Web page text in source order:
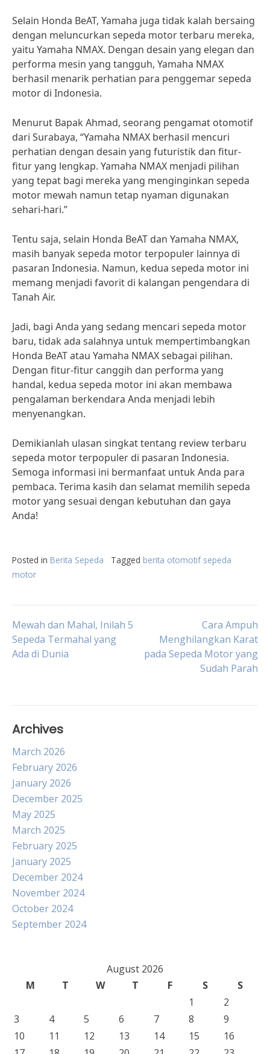
Selain Honda BeAT, Yamaha juga tidak kalah bersaing
dengan meluncurkan sepeda motor terbaru mereka,
yaitu Yamaha NMAX. Dengan desain yang elegan dan
performa mesin yang tangguh, Yamaha NMAX
berhasil menarik perhatian para penggemar sepeda
motor di Indonesia.
Menurut Bapak Ahmad, seorang pengamat otomotif
dari Surabaya, “Yamaha NMAX berhasil mencuri
perhatian dengan desain yang futuristik dan fitur-
fitur yang lengkap. Yamaha NMAX menjadi pilihan
yang tepat bagi mereka yang menginginkan sepeda
motor mewah namun tetap nyaman digunakan
sehari-hari.”
Tentu saja, selain Honda BeAT dan Yamaha NMAX,
masih banyak sepeda motor terpopuler lainnya di
pasaran Indonesia. Namun, kedua sepeda motor ini
memang menjadi favorit di kalangan pengendara di
Tanah Air.
Jadi, bagi Anda yang sedang mencari sepeda motor
baru, tidak ada salahnya untuk mempertimbangkan
Honda BeAT atau Yamaha NMAX sebagai pilihan.
Dengan fitur-fitur canggih dan performa yang
handal, kedua sepeda motor ini akan membawa
pengalaman berkendara Anda menjadi lebih
menyenangkan.
Demikianlah ulasan singkat tentang review terbaru
sepeda motor terpopuler di pasaran Indonesia.
Semoga informasi ini bermanfaat untuk Anda para
pembaca. Terima kasih dan selamat memilih sepeda
motor yang sesuai dengan kebutuhan dan gaya
Anda!
Posted in Berita Sepeda Tagged berita otomotif sepeda
motor
Post
navigation
Mewah dan Mahal, Inilah 5
Sepeda Termahal yang
Ada di Dunia
Cara Ampuh
Menghilangkan Karat
pada Sepeda Motor yang
Sudah Parah
Archives
March 2026
February 2026
January 2026
December 2025
May 2025
March 2025
February 2025
January 2025
December 2024
November 2024
October 2024
September 2024
August 2026
M
T W T F S
S
1
2
3
4 5 6 7 8
9
10
11 12 13 14 15
16